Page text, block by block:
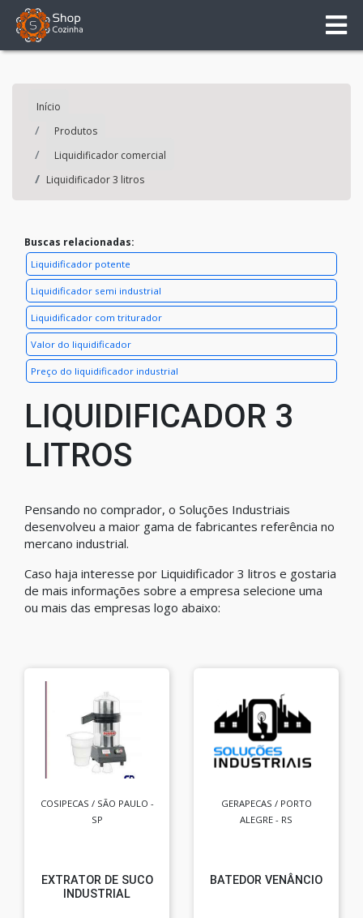
Início
Produtos
Liquidificador comercial
Liquidificador 3 litros
Buscas relacionadas:
Liquidificador potente
Liquidificador semi industrial
Liquidificador com triturador
Valor do liquidificador
Preço do liquidificador industrial
LIQUIDIFICADOR 3
LITROS
Pensando no comprador, o Soluções Industriais
desenvolveu a maior gama de fabricantes referência no
mercano industrial.
Caso haja interesse por Liquidificador 3 litros e gostaria
de mais informações sobre a empresa selecione uma
ou mais das empresas logo abaixo:
COSIPECAS / SÃO PAULO -
SP
EXTRATOR DE SUCO
INDUSTRIAL
GERAPECAS / PORTO
ALEGRE - RS
BATEDOR VENÂNCIO